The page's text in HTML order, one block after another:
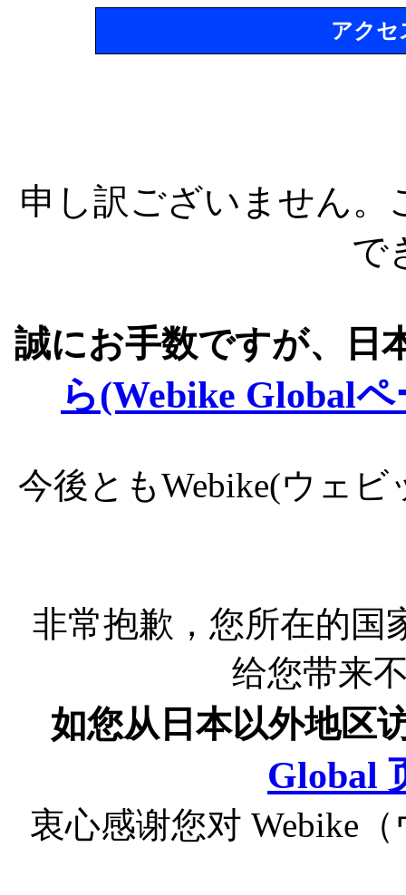
アクセ
申し訳ございません
で
誠にお手数ですが、日
ら(Webike Global
今後ともWebike(ウェ
非常抱歉，您所在的国
给您带来
如您从日本以外地区
Global
衷心感谢您对 Webike